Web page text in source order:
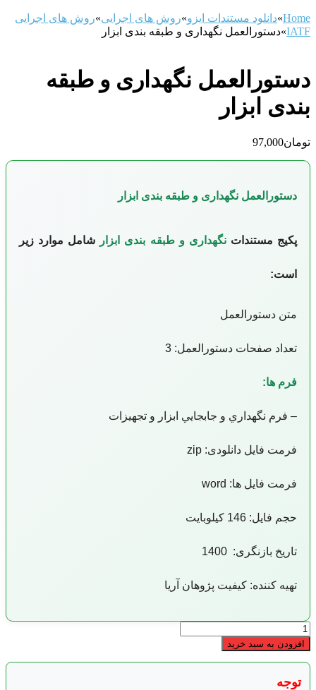
Home
»دانلود مستندات ایزو»روش های اجرایی»روش های اجرایی
IATF
»دستورالعمل نگهداری و طبقه بندی ابزار
دستورالعمل نگهداری و طبقه
بندی ابزار
تومان97,000
دستورالعمل نگهداری و طبقه بندی ابزار
پکیج مستنداتنگهداری و طبقه بندی ابزار شامل موارد زیر
است:
متن دستورالعمل
تعداد صفحات دستورالعمل: 3
فرم ها:
– فرم نگهداري و جابجايي ابزار و تجهيزات
فرمت فایل دانلودی: zip
فرمت فایل ها: word
حجم فایل: 146 کیلوبایت
تاریخ بازنگری: 1400
تهیه کننده: کیفیت پژوهان آریا
دستورالعمل
نگهداری
و
طبقه
بندی
افزودن به سبد خرید
توجه